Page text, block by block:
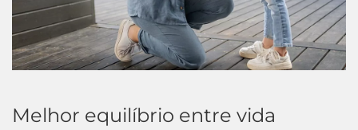
Melhor equilíbrio entre vida